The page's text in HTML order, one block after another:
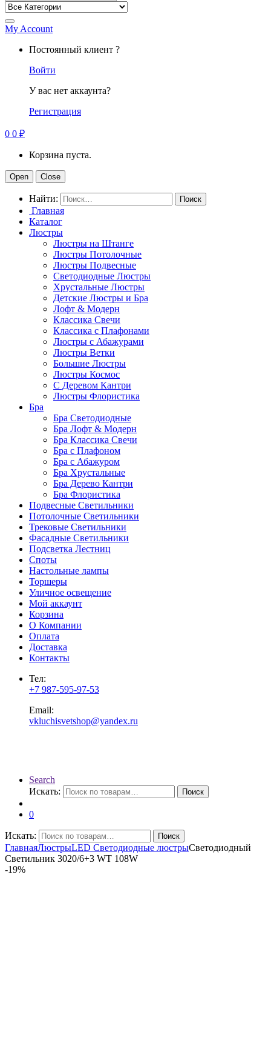
My Account
Постоянный клиент ?
Войти
У вас нет аккаунта?
Регистрация
0 0 ₽
Корзина пуста.
Open Close
Найти:
Главная
Каталог
Люстры
Люстры на Штанге
Люстры Потолочные
Люстры Подвесные
Светодиодные Люстры
Хрустальные Люстры
Детские Люстры и Бра
Лофт & Модерн
Классика Свечи
Классика с Плафонами
Люстры с Абажурами
Люстры Ветки
Большие Люстры
Люстры Космос
С Деревом Кантри
Люстры Флористика
Бра
Бра Светодиодные
Бра Лофт & Модерн
Бра Классика Свечи
Бра с Плафоном
Бра с Абажуром
Бра Хрустальные
Бра Дерево Кантри
Бра Флористика
Подвесные Светильники
Потолочные Светильники
Трековые Светильники
Фасадные Светильники
Подсветка Лестниц
Споты
Настольные лампы
Торшеры
Уличное освещение
Мой аккаунт
Корзина
О Компании
Оплата
Доставка
Контакты
Тел:
+7 987-595-97-53
Email:
vkluchisvetshop@yandex.ru
Search
Искать:
Поиск
0
Искать: Поиск
ГлавнаяЛюстрыLED Светодиодные люстрыСветодиодный
Светильник 3020/6+3 WT 108W
-19%